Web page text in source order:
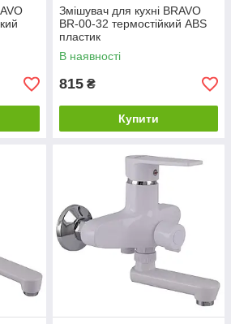
Змішувач для кухні BRAVO
BR-00-32 термостійкий ABS
пластик
В наявності
815 ₴
Купити